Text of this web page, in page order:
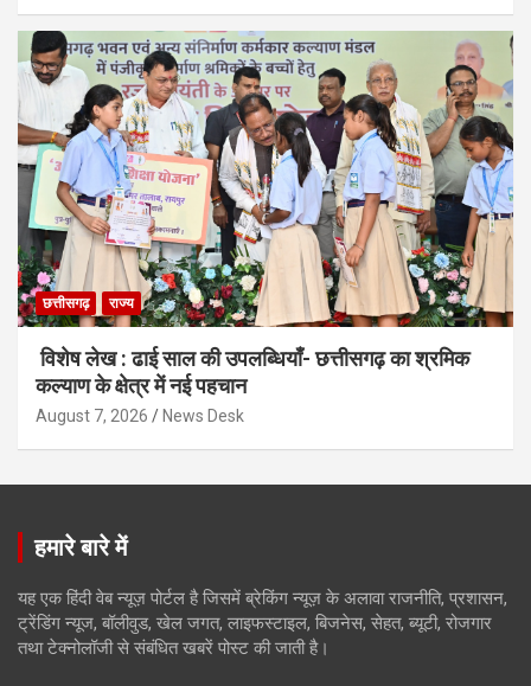
छत्तीसगढ़ राज्य
विशेष लेख : ढाई साल की उपलब्धियाँ- छत्तीसगढ़ का श्रमिक
कल्याण के क्षेत्र में नई पहचान
August 7, 2026 News Desk
हमारे बारे में
यह एक हिंदी वेब न्यूज़ पोर्टल है जिसमें ब्रेकिंग न्यूज़ के अलावा राजनीति, प्रशासन,
ट्रेंडिंग न्यूज, बॉलीवुड, खेल जगत, लाइफस्टाइल, बिजनेस, सेहत, ब्यूटी, रोजगार
तथा टेक्नोलॉजी से संबंधित खबरें पोस्ट की जाती है।